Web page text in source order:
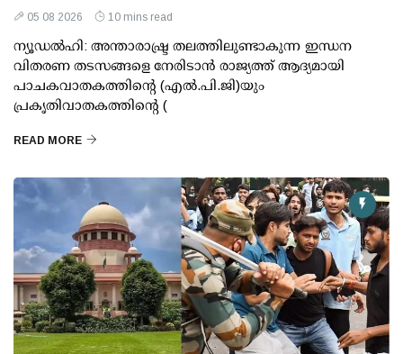
05 08 2026 10 mins read
ന്യൂഡല്‍ഹി: അന്താരാഷ്ട്ര തലത്തിലുണ്ടാകുന്ന ഇന്ധന
വിതരണ തടസങ്ങളെ നേരിടാന്‍ രാജ്യത്ത് ആദ്യമായി
പാചകവാതകത്തിന്റെ (എല്‍.പി.ജി)യും
പ്രകൃതിവാതകത്തിന്റെ (
READ MORE